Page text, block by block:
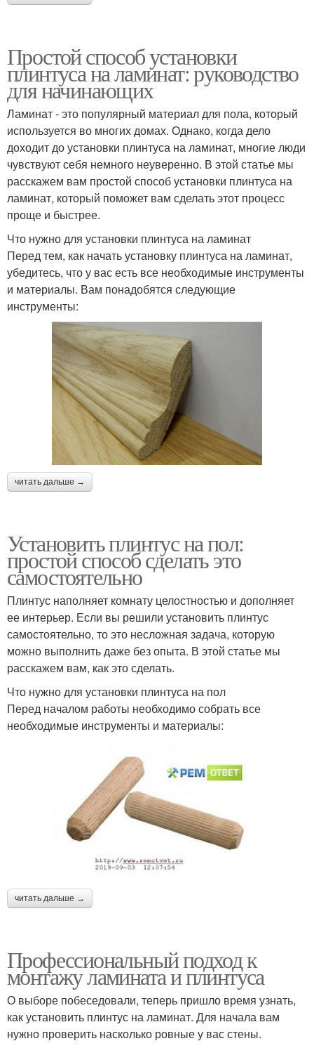
Простой способ установки
плинтуса на ламинат: руководство
для начинающих
Ламинат - это популярный материал для пола, который
используется во многих домах. Однако, когда дело
доходит до установки плинтуса на ламинат, многие люди
чувствуют себя немного неуверенно. В этой статье мы
расскажем вам простой способ установки плинтуса на
ламинат, который поможет вам сделать этот процесс
проще и быстрее.
Что нужно для установки плинтуса на ламинат
Перед тем, как начать установку плинтуса на ламинат,
убедитесь, что у вас есть все необходимые инструменты
и материалы. Вам понадобятся следующие
инструменты:
читать дальше →
Установить плинтус на пол:
простой способ сделать это
самостоятельно
Плинтус наполняет комнату целостностью и дополняет
ее интерьер. Если вы решили установить плинтус
самостоятельно, то это несложная задача, которую
можно выполнить даже без опыта. В этой статье мы
расскажем вам, как это сделать.
Что нужно для установки плинтуса на пол
Перед началом работы необходимо собрать все
необходимые инструменты и материалы:
читать дальше →
Профессиональный подход к
монтажу ламината и плинтуса
О выборе побеседовали, теперь пришло время узнать,
как установить плинтус на ламинат. Для начала вам
нужно проверить насколько ровные у вас стены.